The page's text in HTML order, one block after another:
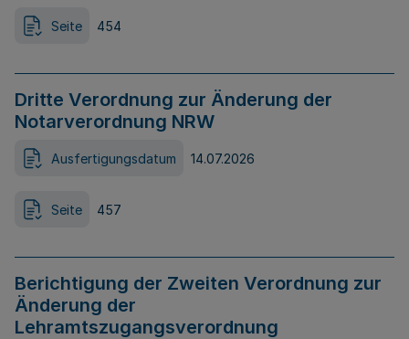
Seite 454
Dritte Verordnung zur Änderung der
Notarverordnung NRW
Ausfertigungsdatum 14.07.2026
Seite 457
Berichtigung der Zweiten Verordnung zur
Änderung der
Lehramtszugangsverordnung